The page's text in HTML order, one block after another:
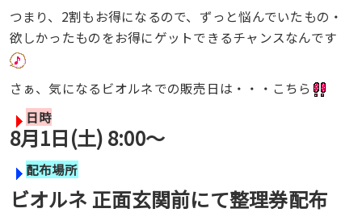
つまり、2割もお得になるので、ずっと悩んでいたもの・
欲しかったものをお得にゲットできるチャンスなんです
さぁ、気になるビオルネでの販売日は・・・こちら
日時
8月1日(土) 8:00〜
配布場所
ビオルネ 正面玄関前にて整理券配布